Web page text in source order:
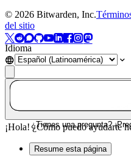
© 2026 Bitwarden, Inc.
del sitio
Idioma
¿Tienes una pregunta?
¡Hola! ¿Cómo puedo ayudarte
Resume esta página